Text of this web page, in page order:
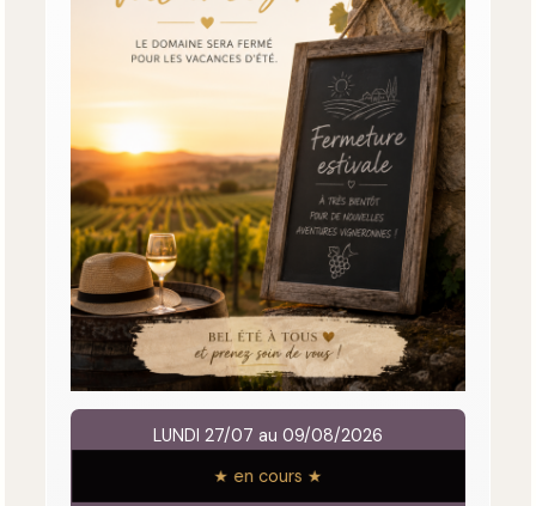
LUNDI 27/07 au 09/08/2026
★ en cours ★